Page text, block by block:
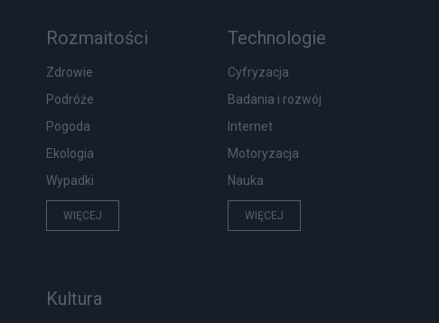
Rozmaitości
Zdrowie
Podróże
Pogoda
Ekologia
Wypadki
WIĘCEJ
Technologie
Cyfryzacja
Badania i rozwój
Internet
Motoryzacja
Nauka
WIĘCEJ
Kultura